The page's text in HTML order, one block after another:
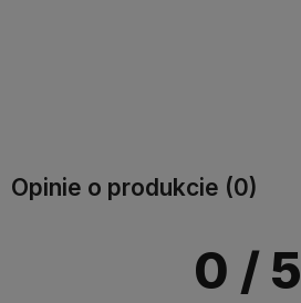
Opinie o produkcie (0)
0 / 5